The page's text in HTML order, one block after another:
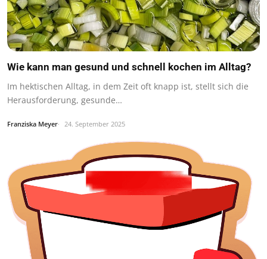
Wie kann man gesund und schnell kochen im Alltag?
Im hektischen Alltag, in dem Zeit oft knapp ist, stellt sich die
Herausforderung, gesunde…
Franziska Meyer 24. September 2025